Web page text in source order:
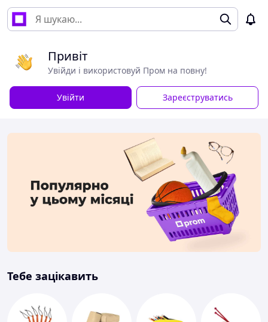
Привіт
Увійди і використовуй Пром на повну!
Увійти Зареєструватись
Тебе зацікавить